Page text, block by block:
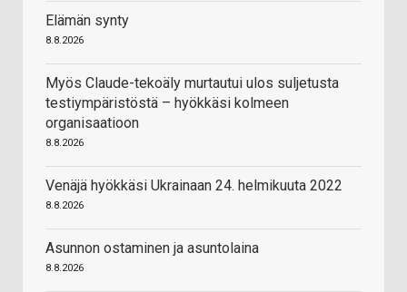
Elämän synty
8.8.2026
Myös Claude-tekoäly murtautui ulos suljetusta
testiympäristöstä – hyökkäsi kolmeen
organisaatioon
8.8.2026
Venäjä hyökkäsi Ukrainaan 24. helmikuuta 2022
8.8.2026
Asunnon ostaminen ja asuntolaina
8.8.2026